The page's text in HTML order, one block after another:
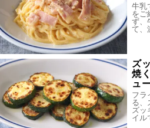
牛乳
をご
ず、
て、
ズ
焼
ュ
フラ
る、
ズッ
イル